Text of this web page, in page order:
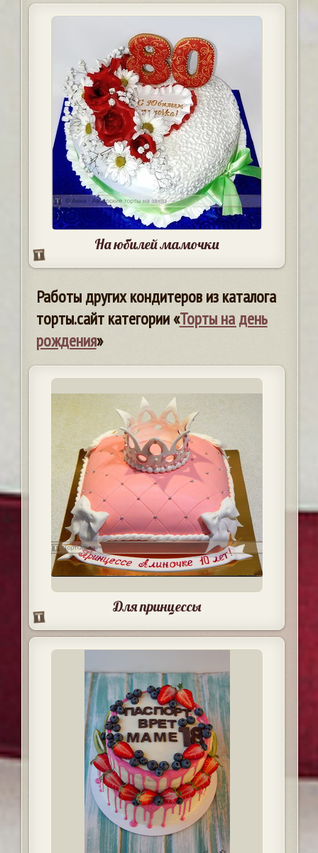
На юбилей мамочки
Работы других кондитеров из каталога
торты.сайт категории «Торты на день
рождения»
Для принцессы